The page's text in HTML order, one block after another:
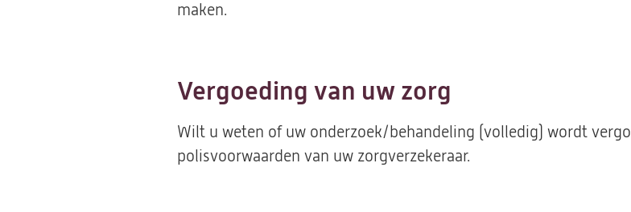
maken.
Vergoeding van uw zorg
Wilt u weten of uw onderzoek/behandeling (volledig) wordt
polisvoorwaarden van uw zorgverzekeraar.